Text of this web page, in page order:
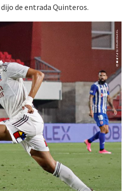
dijo de entrada Quinteros.